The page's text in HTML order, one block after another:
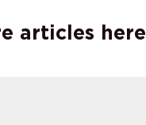
articles here